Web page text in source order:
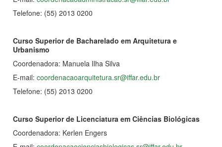
Telefone: (55) 2013 0200
Curso Superior de Bacharelado em Arquitetura e
Urbanismo
Coordenadora: Manuela Ilha Silva
E-mail: coordenacaoarquitetura.sr@iffar.edu.br
Telefone: (55) 2013 0200
Curso Superior de Licenciatura em Ciências Biológicas
Coordenadora: Kerlen Engers